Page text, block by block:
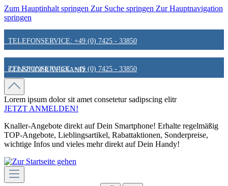
Zum Hauptinhalt springen Zur Suche springen Zur Hauptnavigation
springen
TELEFONSERVICE: +49 (0) 7425 - 33850
GÜNSTIGER VERSAND
FAIR & KUNDENORIENTIERT
HINWEIS ZU STATIONÄREN PREISEN
TELEFONSERVICE: +49 (0) 7425 - 33850
GÜNSTIGER VERSAND
FAIR & KUNDENORIENTIERT
HINWEIS ZU STATIONÄREN PREISEN
Lorem ipsum dolor sit amet consetetur sadipscing elitr
JETZT ANMELDEN!
Knaller-Angebote direkt auf Dein Smartphone! Erhalte regelmäßig
TOP-Angebote, Lieblingsartikel, Rabattaktionen, Sonderpreise,
wichtige Infos und vieles mehr direkt auf Dein Handy!